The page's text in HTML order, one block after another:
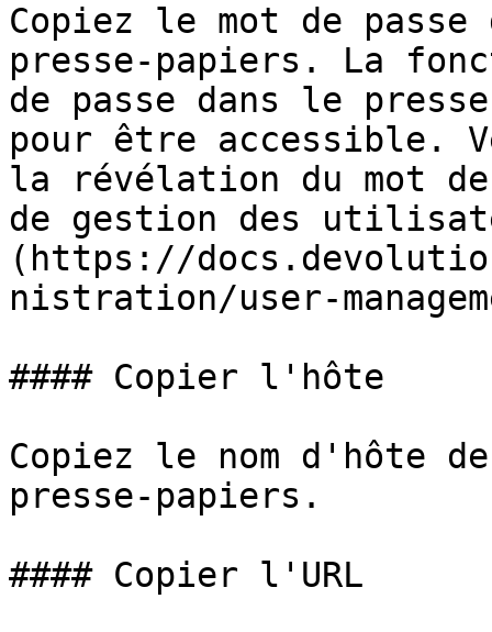
Copiez le mot de
presse-papiers. La
de passe dans le
pour être accessible.
la révélation du mot
de gestion des
(https://
nistration/user-
#### Copier l'hôte
Copiez le nom d'hôte
presse-papiers.
#### Copier l'URL